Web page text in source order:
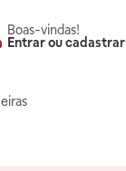
Boas-vindas!
Entrar ou cadastrar